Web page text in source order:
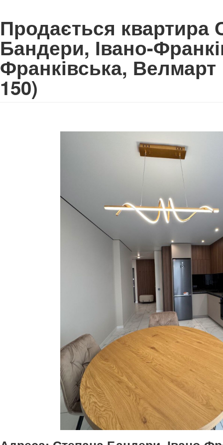
Продається квартира
Бандери, Івано-
Франківська,
150)